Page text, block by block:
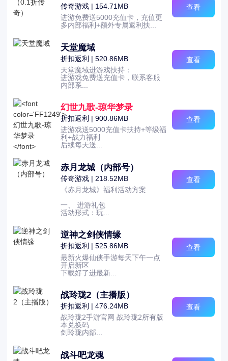
传奇游戏 | 154.71MB
进游免费送5000充值卡，充值更
多内部福利+额外专属返利扶...
查看
天堂魔域
折扣返利 | 520.86MB
天堂魔域进游戏扶持：
进游戏免费送充值卡，联系客服
内部系...
查看
幻世九歌-琼华梦录
折扣返利 | 900.86MB
进游戏送5000充值卡扶持+等级福
利+战力福利
后续每天送...
查看
赤月龙城（内部号）
传奇游戏 | 218.52MB
《赤月龙城》福利活动方案
一、 进游礼包
活动形式：玩...
查看
逆神之剑侠情缘
折扣返利 | 525.86MB
最新火爆仙侠手游每天下午一点
开启新区
下载好了进最新...
查看
战玲珑2（主播版）
折扣返利 | 476.24MB
战玲珑2手游官网 战玲珑2所有版
本兑换码
剑玲珑内部...
查看
战斗吧龙魂